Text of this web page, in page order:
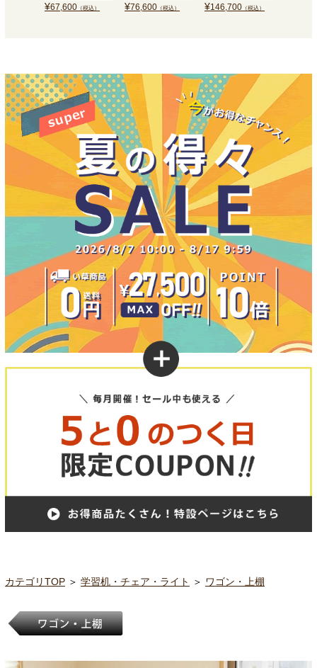
¥67,600 （税込） ¥76,600 （税込） ¥146,700 （税込）
カテゴリTOP ＞ 学習机・チェア・ライト ＞ ワゴン・上棚